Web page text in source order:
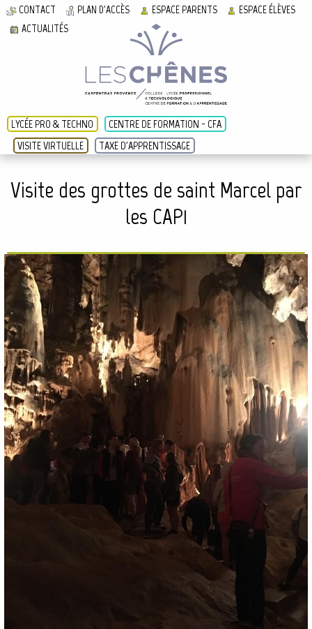
LYCÉE PRO & TECHNO
CENTRE DE FORMATION - CFA
VISITE VIRTUELLE
TAXE D'APPRENTISSAGE
CONTACT PLAN D'ACCÈS ESPACE PARENTS
ESPACE ÉLÈVES
ACTUALITÉS
Visite des grottes de saint Marcel par
les CAP1